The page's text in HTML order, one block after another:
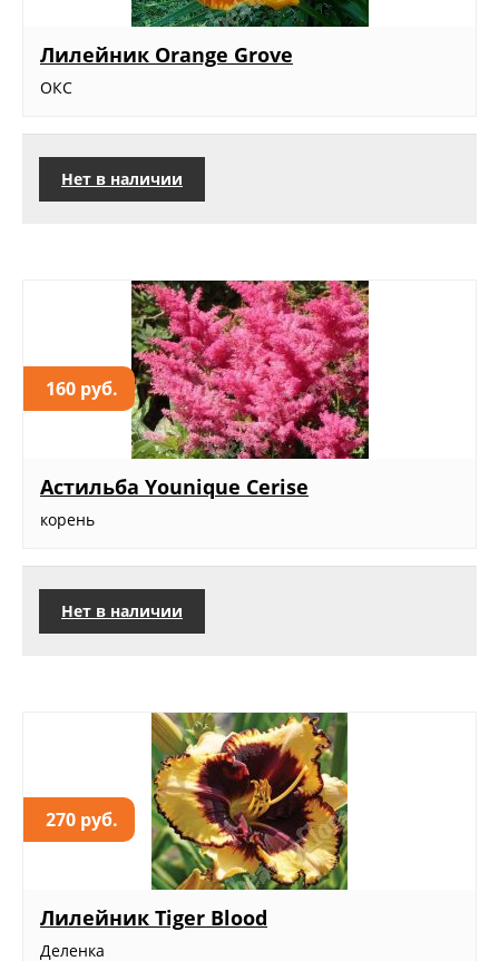
Лилейник Orange Grove
ОКС
Нет в наличии
160 руб.
Астильба Younique Cerise
корень
Нет в наличии
270 руб.
Лилейник Tiger Blood
Деленка